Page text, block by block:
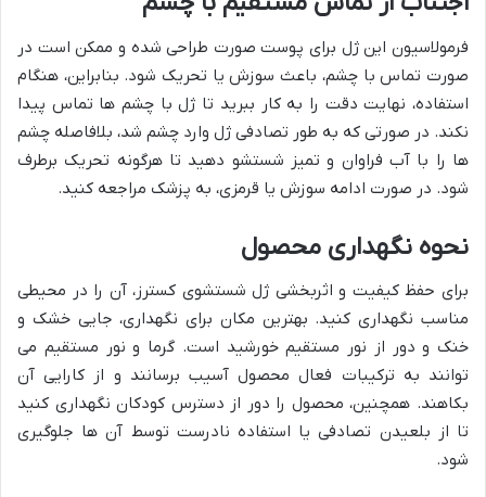
فرمولاسیون این ژل برای پوست صورت طراحی شده و ممکن است در
صورت تماس با چشم، باعث سوزش یا تحریک شود. بنابراین، هنگام
استفاده، نهایت دقت را به کار ببرید تا ژل با چشم ها تماس پیدا
نکند. در صورتی که به طور تصادفی ژل وارد چشم شد، بلافاصله چشم
ها را با آب فراوان و تمیز شستشو دهید تا هرگونه تحریک برطرف
شود. در صورت ادامه سوزش یا قرمزی، به پزشک مراجعه کنید.
نحوه نگهداری محصول
برای حفظ کیفیت و اثربخشی ژل شستشوی کسترز، آن را در محیطی
مناسب نگهداری کنید. بهترین مکان برای نگهداری، جایی خشک و
خنک و دور از نور مستقیم خورشید است. گرما و نور مستقیم می
توانند به ترکیبات فعال محصول آسیب برسانند و از کارایی آن
بکاهند. همچنین، محصول را دور از دسترس کودکان نگهداری کنید
تا از بلعیدن تصادفی یا استفاده نادرست توسط آن ها جلوگیری
شود.